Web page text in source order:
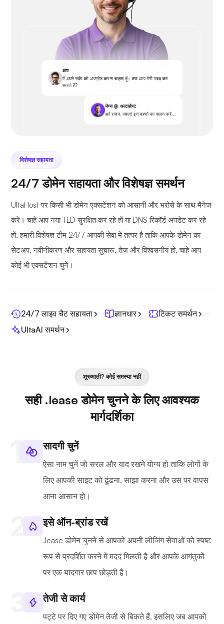
आप
मैं अपने सर्वर को अपग्रेड करना चाहता हूँ। क्या आप मेरी मदद कर
सकते हैं?
जेम्स @ अल्टाहोस्ट
अरे रयान, ज़रूर! इन चरणों का पालन करें...
विशेषज्ञ सहायता
24/7 डोमेन सहायता और विशेषज्ञ समर्थन
UltaHost पर किसी भी डोमेन एक्सटेंशन को आसानी और भरोसे के साथ मैनेज
करें। चाहे आप नया TLD सुरक्षित कर रहे हों या DNS रिकॉर्ड अपडेट कर रहे
हों, हमारी विशेषज्ञ टीम 24/7 आपकी सेवा में तत्पर है ताकि आपके डोमेन का
सेटअप, नवीनीकरण और सहायता सुचारू, तेज़ और विश्वसनीय हो, चाहे आप
कोई भी एक्सटेंशन चुनें।
24/7 लाइव चैट सहायता ज्ञानधार
टिकट समर्थन
UltaAI समर्थन
शुरुआती? कोई समस्या नहीं
सही .lease डोमेन चुनने के लिए आवश्यक
मार्गदर्शिका
सादगी चुनें
ऐसा नाम चुनें जो सरल और याद रखने योग्य हो ताकि लोगों के
लिए आपकी साइट को ढूंढना, साझा करना और उस पर वापस
आना आसान हो।
इसे ऑन-ब्रांड रखें
.lease डोमेन चुनने से आपको अपनी लीजिंग सेवाओं को स्पष्ट
रूप से प्रदर्शित करने में मदद मिलती है और आपके आगंतुकों
पर एक यादगार छाप छोड़ती है।
तेजी से कार्य
पट्टे पर दिए गए डोमेन तेजी से बिकते हैं, इसलिए जब आपको